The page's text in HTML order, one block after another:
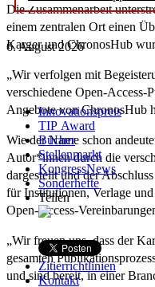
6. August 2026
Innovationspreis
TIP Award
Bücher
Stellenmarkt
KongressNews
Sonderhefte
Teilen
Zitierrichtlinien
Kontakt
Die Zusammenarbeit
einem zentralen Ort einen
Karger und ChronosHub
„Wir verfolgen mit
verschiedene Open-Access-
Angebote von ChronosHub
Wie der Name schon
Autor*innen durch die
dargestellt und der
für Institutionen, Verlage
Open-Access-
„Wir freuen uns, dass der
gesamten
und sind bereit, in einer